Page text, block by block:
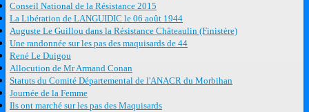
Conseil National de la Résistance 2015
La Libération de LANGUIDIC le 06 août 1944
Auguste Le Guillou dans la Résistance Châteaulin (Finistère)
Une randonnée sur les pas des maquisards de 44
René Le Duigou
Allocution de Mr Armand Conan
Statuts du Comité Départemental de l'ANACR du Morbihan
Journée de la Femme
Ils ont marché sur les pas des Maquisards